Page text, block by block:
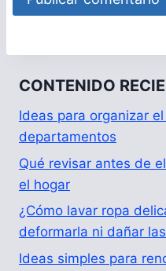
CONTENIDO
Ideas para organizar
departamentos
Qué revisar antes de
el hogar
¿Cómo lavar ropa
deformarla ni dañar
Ideas simples para